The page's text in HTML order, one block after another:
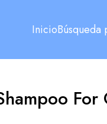
Inicio